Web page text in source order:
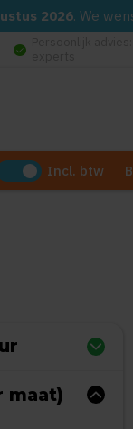
2026. We
check_circle
Incl. btw
maat)